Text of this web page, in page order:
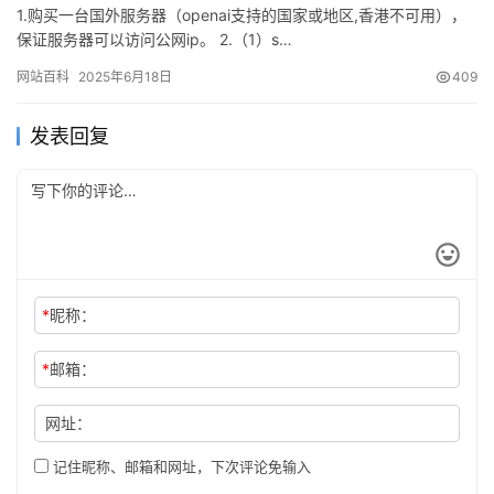
1.购买一台国外服务器（openai支持的国家或地区,香港不可用），
保证服务器可以访问公网ip。 2.（1）s…
网站百科 2025年6月18日 409
发表回复
*昵称：
*邮箱：
网址：
记住昵称、邮箱和网址，下次评论免输入